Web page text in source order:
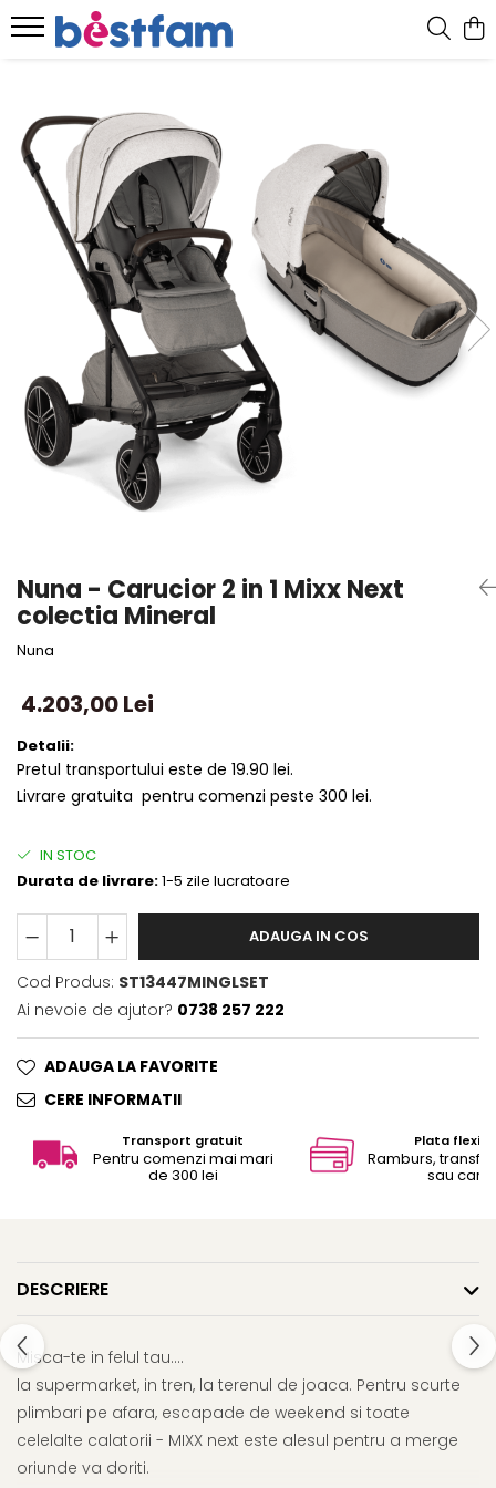
Nuna - Carucior 2 in 1 Mixx Next
colectia Mineral
Nuna
4.203,00 Lei
Detalii:
Pretul transportului este de 19.90 lei.
Livrare gratuita pentru comenzi peste 300 lei.
IN STOC
Durata de livrare:1-5 zile lucratoare
ADAUGA IN COS
Cod Produs: ST13447MINGLSET
Ai nevoie de ajutor? 0738 257 222
ADAUGA LA FAVORITE
CERE INFORMATII
Transport gratuit
Pentru comenzi mai mari
de 300 lei
Plata
Ramburs,
sau card
DESCRIERE
Misca-te in felul tau….
la supermarket, in tren, la terenul de joaca. Pentru scurte
plimbari pe afara, escapade de weekend si toate
celelalte calatorii - MIXX next este alesul pentru a merge
oriunde va doriti.